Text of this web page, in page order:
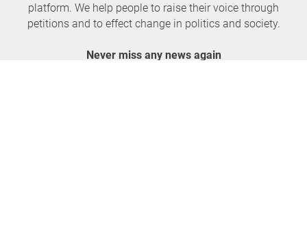
platform. We help people to raise their voice through
petitions and to effect change in politics and society.
Never miss any news again